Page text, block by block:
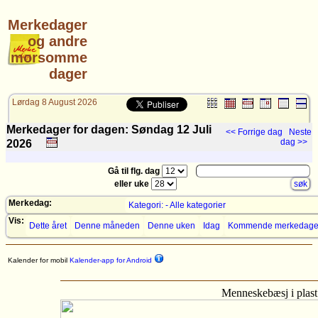
Merkedager
og andre
morsomme
dager
Lørdag 8 August 2026
Merkedager for dagen: Søndag 12 Juli
2026
<< Forrige dag
Neste
dag >>
Gå til flg. dag
eller uke
Merkedag:
Kategori: - Alle kategorier
Vis:
Dette året Denne måneden Denne uken Idag Kommende
Kalender for mobil Kalender-app for Android
Menneskebæsj i plast